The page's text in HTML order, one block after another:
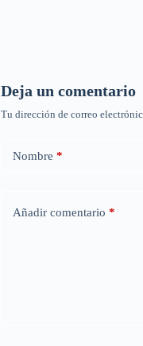
Deja un comentario
Tu dirección de correo
Nombre *
Añadir comentario *